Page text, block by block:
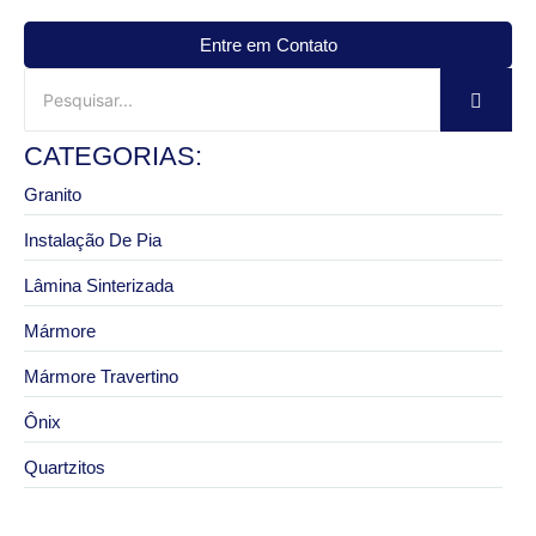
Entre em Contato
CATEGORIAS:
Granito
Instalação De Pia
Lâmina Sinterizada
Mármore
Mármore Travertino
Ônix
Quartzitos